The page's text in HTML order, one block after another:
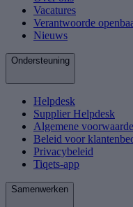
Vacatures
Verantwoorde
Nieuws
Ondersteuning
Helpdesk
Supplier Helpdesk
Algemene
Beleid voor
Privacybeleid
Tiqets-app
Samenwerken